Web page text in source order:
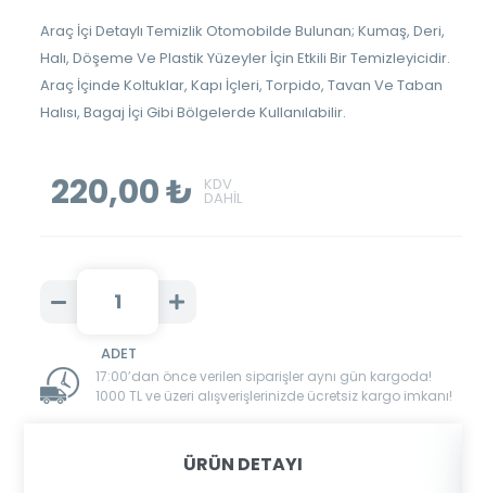
Araç İçi Detaylı Temizlik Otomobilde Bulunan; Kumaş, Deri,
Halı, Döşeme Ve Plastik Yüzeyler İçin Etkili Bir Temizleyicidir.
Araç İçinde Koltuklar, Kapı İçleri, Torpido, Tavan Ve Taban
Halısı, Bagaj İçi Gibi Bölgelerde Kullanılabilir.
220,00 ₺
17:00’dan önce verilen siparişler aynı gün kargoda!
1000 TL ve üzeri alışverişlerinizde ücretsiz kargo imkanı!
ÜRÜN DETAYI